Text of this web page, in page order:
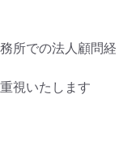
所での法人顧問経
視いたします